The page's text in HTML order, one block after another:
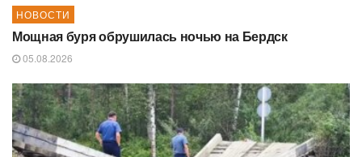
НОВОСТИ
Мощная буря обрушилась ночью на Бердск
05.08.2026